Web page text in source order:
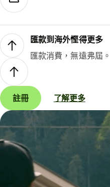
匯款到海外慳得更多
匯款消費，無遠弗屆。
註冊 了解更多